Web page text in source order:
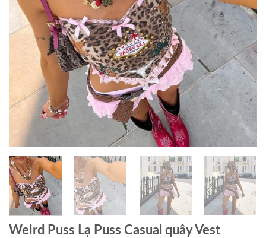
Weird Puss Lạ Puss Casual quây Vest